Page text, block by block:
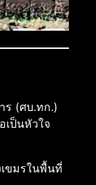
ร (ศบ.ทก.)
เป็นหัวใจ
ขมรในพื้นที่